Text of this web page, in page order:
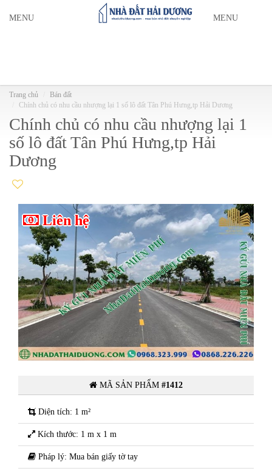
MENU MENU
Trang chủ
Bán đất
Chính chủ có nhu cầu nhượng lại 1 số lô đất Tân Phú Hưng,tp Hải Dương
Chính chủ có nhu cầu nhượng lại 1
số lô đất Tân Phú Hưng,tp Hải
Dương
Chính chủ có nhu cầu nhượng lại 1
số lô đất Tân Phú Hưng,tp Hải
Dương
Liên hệ
MÃ SẢN PHẨM #1412
Diện tích: 1 m²
Kích thước: 1 m x 1 m
Pháp lý: Mua bán giấy tờ tay